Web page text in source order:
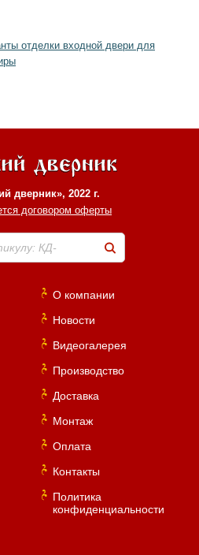
отделки входной двери для
дверник», 2022 г.
договором оферты
КД-
О компании
Новости
Видеогалерея
Производство
Доставка
Монтаж
Оплата
Контакты
Политика
конфиденциальности